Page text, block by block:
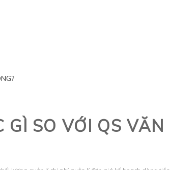
GÌ SO VỚI QS VĂN